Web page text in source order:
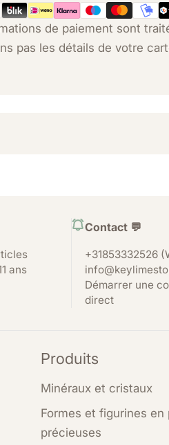
de paiement sont
pas les détails de votre
ans
Contact 💬
+31853332526
Démarrer une
direct
Produits
Minéraux et cristaux
Formes et figurines en
précieuses